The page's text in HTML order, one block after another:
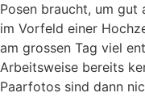
Posen braucht, um gut
im Vorfeld einer
am grossen Tag viel
Arbeitsweise bereits
Paarfotos sind dann